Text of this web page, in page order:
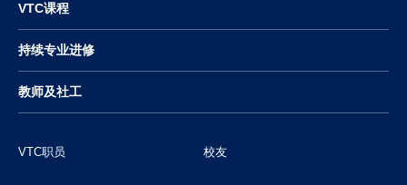
VTC课程
持续专业进修
教师及社工
VTC职员 校友